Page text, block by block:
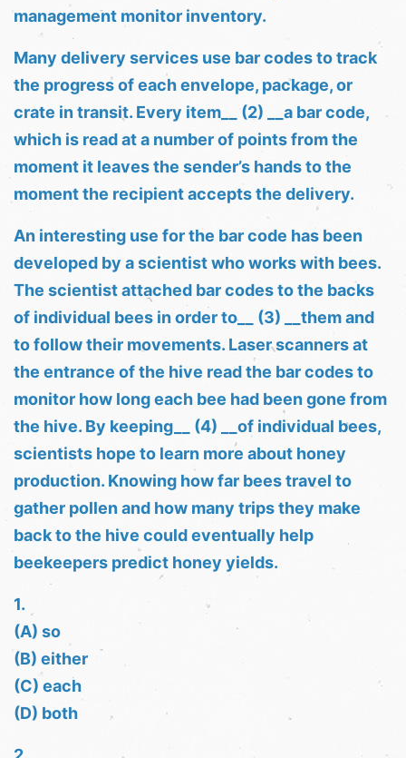
management monitor inventory.
Many delivery services use bar codes to track
the progress of each envelope, package, or
crate in transit. Every item__ (2) __a bar code,
which is read at a number of points from the
moment it leaves the sender’s hands to the
moment the recipient accepts the delivery.
An interesting use for the bar code has been
developed by a scientist who works with bees.
The scientist attached bar codes to the backs
of individual bees in order to__ (3) __them and
to follow their movements. Laser scanners at
the entrance of the hive read the bar codes to
monitor how long each bee had been gone from
the hive. By keeping__ (4) __of individual bees,
scientists hope to learn more about honey
production. Knowing how far bees travel to
gather pollen and how many trips they make
back to the hive could eventually help
beekeepers predict honey yields.
1.
(A) so
(B) either
(C) each
(D) both